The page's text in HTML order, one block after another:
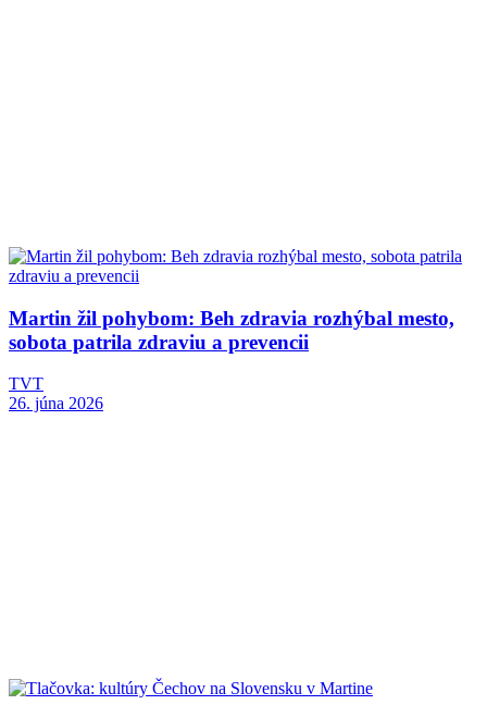
Martin žil pohybom: Beh zdravia rozhýbal mesto,
sobota patrila zdraviu a prevencii
TVT
26. júna 2026